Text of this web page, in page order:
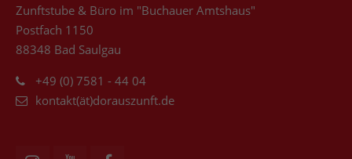
Zunftstube & Büro im "Buchauer Amtshaus"
Postfach 1150
88348 Bad Saulgau
+49 (0) 7581 - 44 04
kontakt(ät)dorauszunft.de